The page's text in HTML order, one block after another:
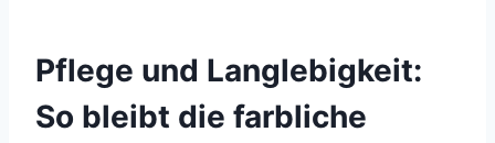
Pflege und Langlebigkeit:
So bleibt die farbliche